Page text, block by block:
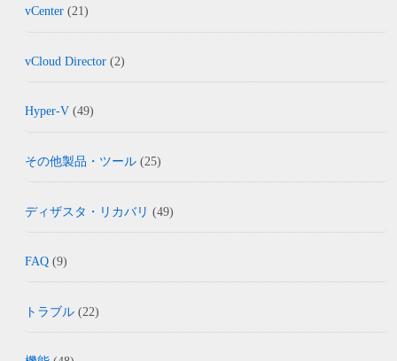
vCenter (21)
vCloud Director (2)
Hyper-V (49)
その他製品・ツール (25)
ディザスタ・リカバリ (49)
FAQ (9)
トラブル (22)